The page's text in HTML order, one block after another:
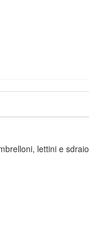
lettini e sdraio